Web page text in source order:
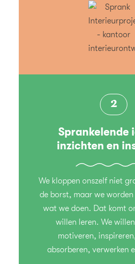
2
Sprankelende
inzichten en
We kloppen onszelf niet
de borst, maar we
wat we doen. Dat komt
willen leren. We
motiveren,
absorberen, verwerken